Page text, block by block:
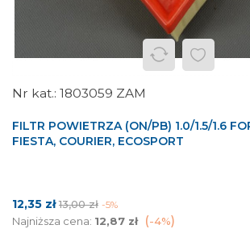
1803059 ZAM
FILTR POWIETRZA (ON/PB) 1.0/1.5/1.6
FIESTA, COURIER, ECOSPORT
Cena
12,35 złCena
podstawowa
13,00 zł -5%
Najniższa cena: 12,87 zł -4%